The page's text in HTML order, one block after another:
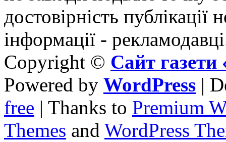
достовірність публікації
інформації -
Copyright © Сайт
Powered by WordPress |
free | Thanks to Premium
Themes and WordPress